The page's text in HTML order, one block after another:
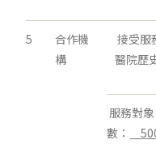
5
合作機
構
接受服
醫院歷
服務對
數：